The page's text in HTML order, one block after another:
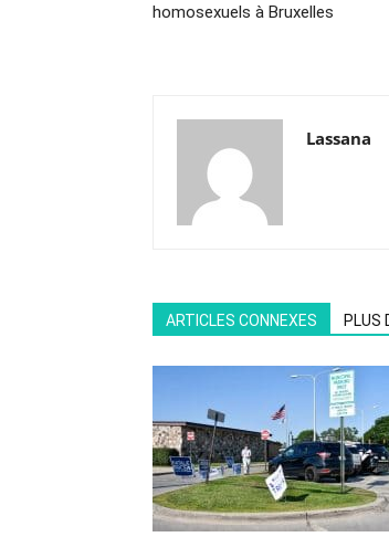
homosexuels à Bruxelles
Lassana
ARTICLES CONNEXES PLUS